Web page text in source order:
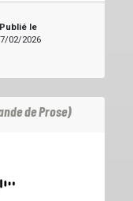
Publié le
02/2026
de Prose)